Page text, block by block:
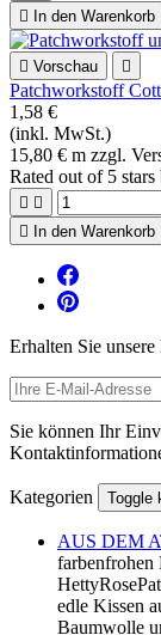
 In den Warenkorb
 Vorschau 
Patchworkstoff
1,58 €
(inkl. MwSt.)
15,80 € m zzgl.
Rated out of 5 stars
 

In den Warenkorb
Erhalten Sie
Sie können Ihr
Kategorien Toggle
AUS DEM
farbenfrohen
edle Kissen
Baumwolle